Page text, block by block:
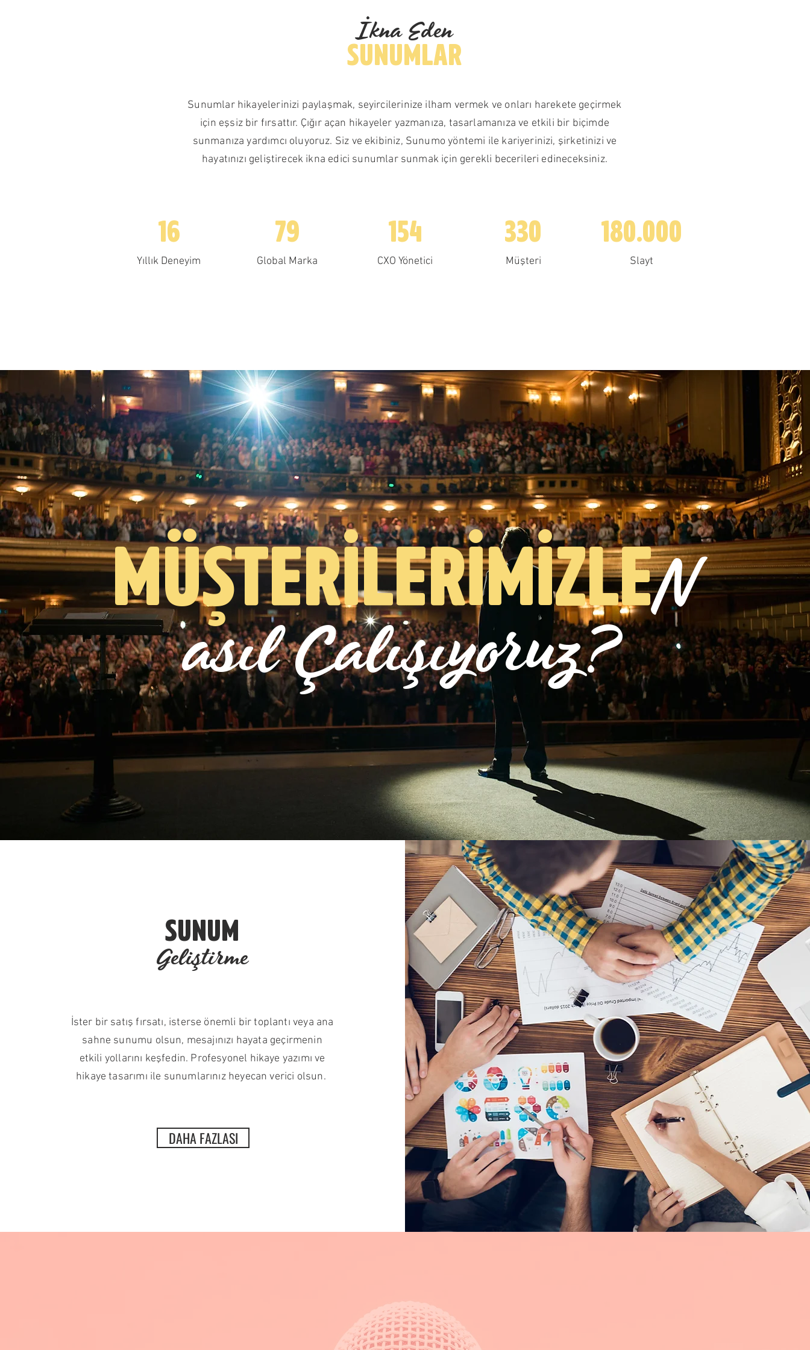
İkna Eden
SUNUMLAR
Sunumlar hikayelerinizi paylaşmak, seyircilerinize ilham vermek ve onları harekete geçirmek
için eşsiz bir fırsattır. Çığır açan hikayeler yazmanıza, tasarlamanıza ve etkili bir biçimde
sunmanıza yardımcı oluyoruz. Siz ve ekibiniz, Sunumo yöntemi ile kariyerinizi, şirketinizi ve
hayatınızı geliştirecek ikna edici sunumlar sunmak için gerekli becerileri edineceksiniz.
16
Yıllık Deneyim
79
Global Marka
154
CXO Yönetici
330
Müşteri
180.000
Slayt
MÜŞTERİLERİMİZLEN
asıl Çalışıyoruz?
SUNUM
Geliştirme
İster bir satış fırsatı, isterse önemli bir toplantı veya ana
sahne sunumu olsun, mesajınızı hayata geçirmenin
etkili yollarını keşfedin. Profesyonel hikaye yazımı ve
hikaye tasarımı ile sunumlarınız heyecan verici olsun.
DAHA FAZLASI